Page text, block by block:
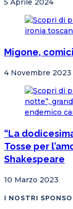
5 Aprile 2024
Migone,
4 Novembre 2023
“La
Tosse per
Shakespeare
10 Marzo 2023
I NOSTRI